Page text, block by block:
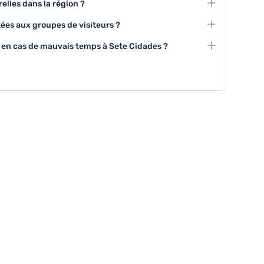
expériences uniques aux visiteurs.
dans la région ?
sur l'histoire volcanique et des démonstrations de
pour découvrir la culture de Sete Cidades.
aux groupes de visiteurs ?
et des excursions en groupe sont
de découvrir ensemble les merveilles de Sete
cas de mauvais temps à Sete Cidades ?